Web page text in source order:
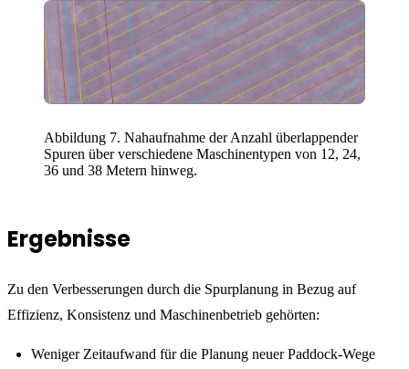
Abbildung 7. Nahaufnahme der Anzahl überlappender
Spuren über verschiedene Maschinentypen von 12, 24,
36 und 38 Metern hinweg.
Ergebnisse
Zu den Verbesserungen durch die Spurplanung in Bezug auf
Effizienz, Konsistenz und Maschinenbetrieb gehörten:
Weniger Zeitaufwand für die Planung neuer Paddock-Wege